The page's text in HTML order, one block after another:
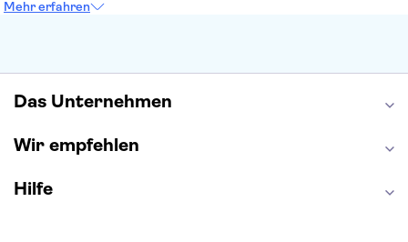
Moulin Rouge
Mehr erfahren
Das Unternehmen
Wir empfehlen
Hilfe